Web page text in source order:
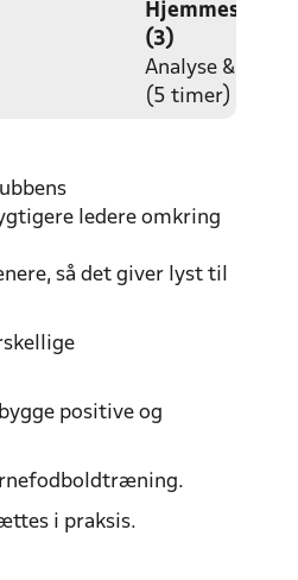
(3)
Analyse &
(5 timer)
ledere omkring
så det giver lyst til
positive og
i praksis.